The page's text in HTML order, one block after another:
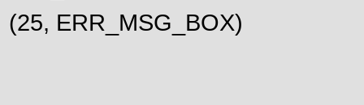
(25, ERR_MSG_BOX)